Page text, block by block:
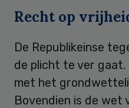
Recht op
De Republikeinse
de plicht te ver gaat.
met het
Bovendien is de wet